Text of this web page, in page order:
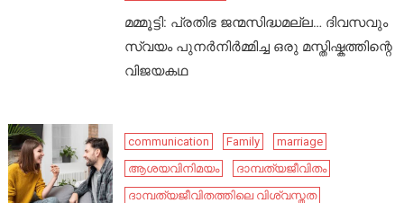
മമ്മൂട്ടി: പ്രതിഭ ജന്മസിദ്ധമല്ല… ദിവസവും
സ്വയം പുനർനിർമ്മിച്ച ഒരു മസ്തിഷ്കത്തിന്റെ
വിജയകഥ
communication Family
marriage
ആശയവിനിമയം
ദാമ്പത്യജീവിതം
ദാമ്പത്യജീവിതത്തിലെ വിശ്വസ്തത